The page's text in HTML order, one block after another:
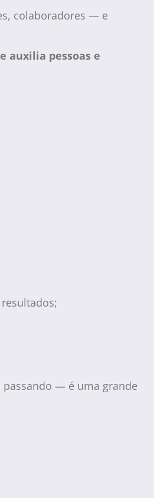
colaboradores — e
auxilia pessoas e
— é uma grande